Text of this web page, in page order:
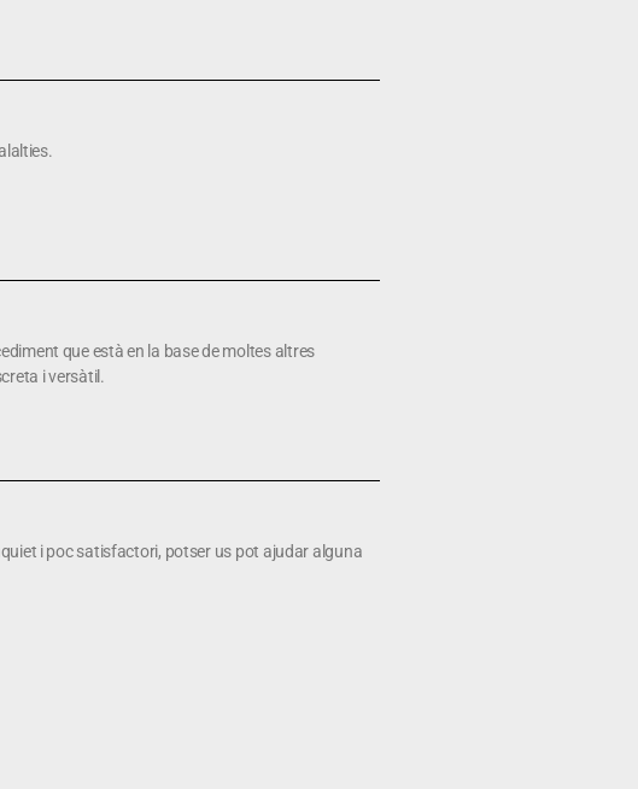
que està en la base de moltes altres
i versàtil.
i poc satisfactori, potser us pot ajudar alguna